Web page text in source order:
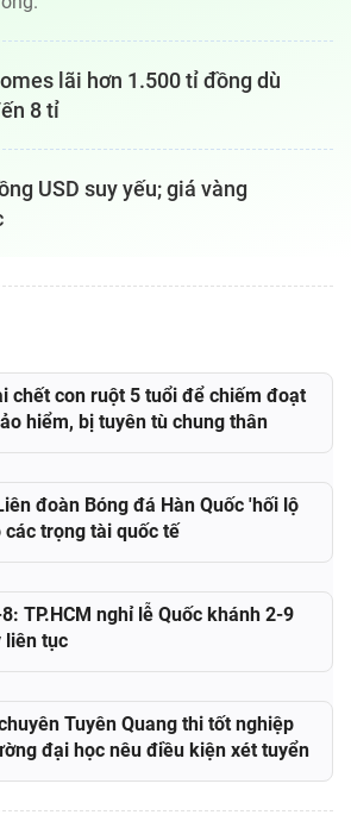
lãi hơn 1.500 tỉ đồng dù
8 tỉ
USD suy yếu; giá vàng
chết con ruột 5 tuổi để chiếm đoạt
hiểm, bị tuyên tù chung thân
đoàn Bóng đá Hàn Quốc 'hối lộ
các trọng tài quốc tế
TP.HCM nghỉ lễ Quốc khánh 2-9
liên tục
Tuyên Quang thi tốt nghiệp
đại học nêu điều kiện xét tuyển